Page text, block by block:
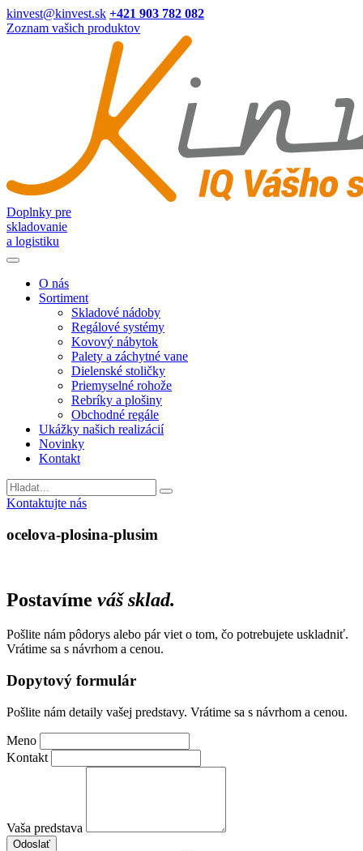
kinvest@kinvest.sk +421 903 782 082
Zoznam vašich produktov
Doplnky pre
skladovanie
a logistiku
O nás
Sortiment
Skladové nádoby
Regálové systémy
Kovový nábytok
Palety a záchytné vane
Dielenské stoličky
Priemyselné rohože
Rebríky a plošiny
Obchodné regále
Ukážky našich realizácií
Novinky
Kontakt
Vyhladavanie
Kontaktujte nás
ocelova-plosina-plusim
Postavíme váš sklad.
Pošlite nám pôdorys alebo pár viet o tom, čo potrebujete uskladniť.
Vrátime sa s návrhom a cenou.
Dopytový formulár
Pošlite nám detaily vašej predstavy. Vrátime sa s návrhom a cenou.
Meno
Kontakt
Vaša predstava
Odoslať